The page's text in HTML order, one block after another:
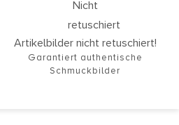
Artikelbilder nicht retuschiert!
Garantiert authentische
Schmuckbilder